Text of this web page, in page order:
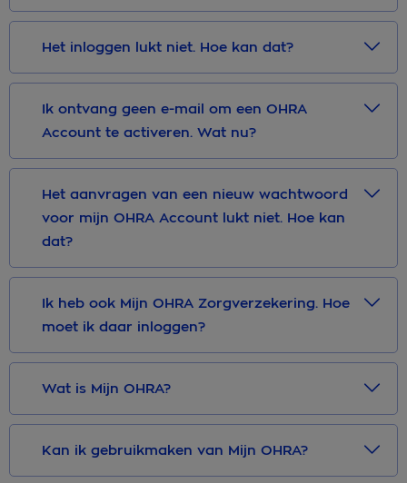
Het inloggen lukt niet. Hoe kan dat?
Ik ontvang geen e-mail om een OHRA
Account te activeren. Wat nu?
Het aanvragen van een nieuw wachtwoord
voor mijn OHRA Account lukt niet. Hoe kan
dat?
Ik heb ook Mijn OHRA Zorgverzekering. Hoe
moet ik daar inloggen?
Wat is Mijn OHRA?
Kan ik gebruikmaken van Mijn OHRA?